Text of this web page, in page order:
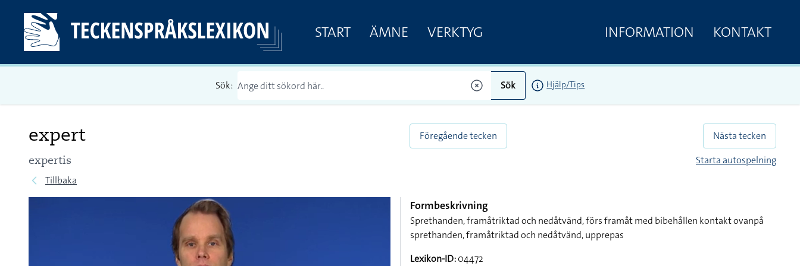
START ÄMNE VERKTYG INFORMATION KONTAKT
Sök: Sök Hjälp/Tips
expert
expertis
Tillbaka
Föregående tecken
Nästa tecken
Starta autospelning
Formbeskrivning
Sprethanden, framåtriktad och nedåtvänd, förs framåt med bibehållen kontakt ovanpå
sprethanden, framåtriktad och nedåtvänd, upprepas
Lexikon-ID:04472